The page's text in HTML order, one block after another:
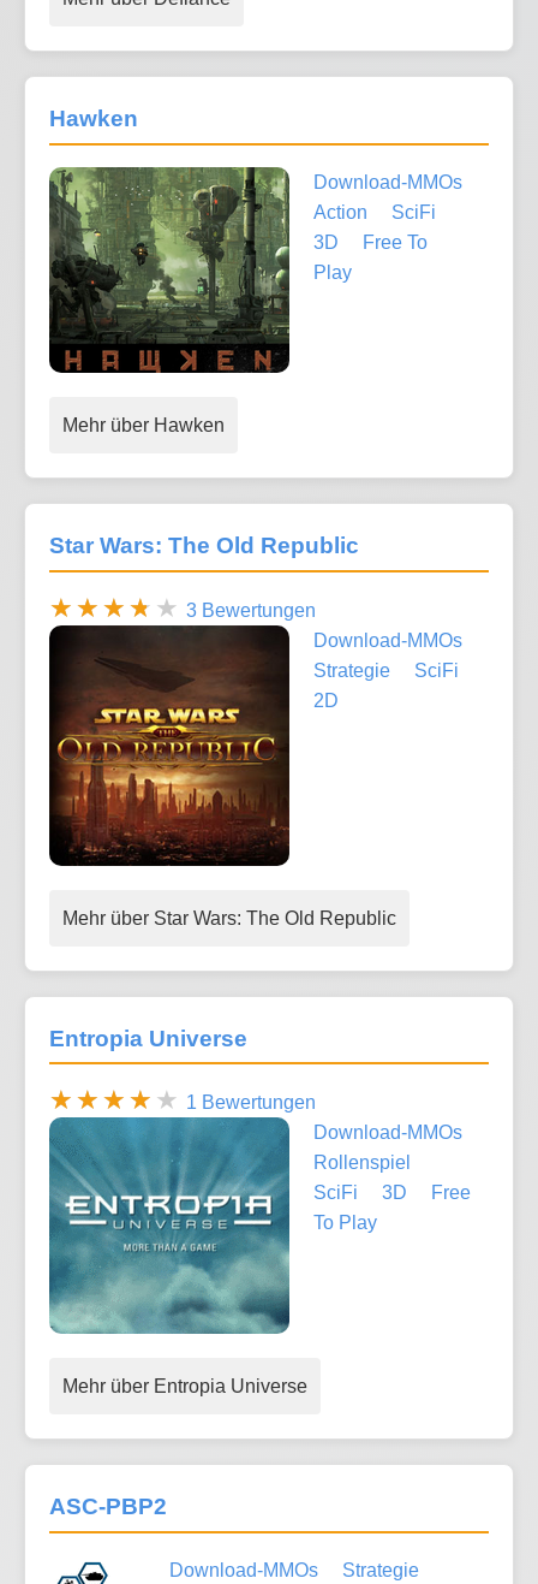
Hawken
Download-MMOs
Action
SciFi
3D
Free To
Play
Mehr über Hawken
Star Wars: The Old Republic
3 Bewertungen
Download-MMOs
Strategie
SciFi
2D
Mehr über Star Wars: The Old Republic
Entropia Universe
1 Bewertungen
Download-MMOs
Rollenspiel
SciFi
3D
Free
To Play
Mehr über Entropia Universe
ASC-PBP2
Download-MMOs Strategie